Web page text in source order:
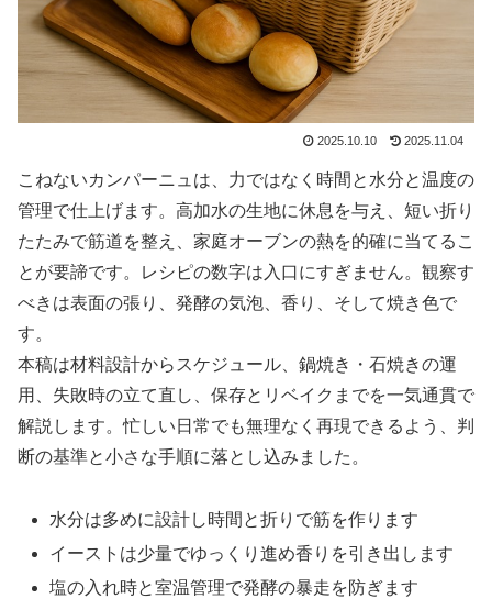
2025.10.10 2025.11.04
こねないカンパーニュは、力ではなく時間と水分と温度の
管理で仕上げます。高加水の生地に休息を与え、短い折り
たたみで筋道を整え、家庭オーブンの熱を的確に当てるこ
とが要諦です。レシピの数字は入口にすぎません。観察す
べきは表面の張り、発酵の気泡、香り、そして焼き色で
す。
本稿は材料設計からスケジュール、鍋焼き・石焼きの運
用、失敗時の立て直し、保存とリベイクまでを一気通貫で
解説します。忙しい日常でも無理なく再現できるよう、判
断の基準と小さな手順に落とし込みました。
水分は多めに設計し時間と折りで筋を作ります
イーストは少量でゆっくり進め香りを引き出します
塩の入れ時と室温管理で発酵の暴走を防ぎます